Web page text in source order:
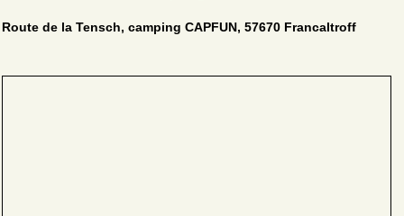
Route de la Tensch, camping CAPFUN, 57670 Francaltroff